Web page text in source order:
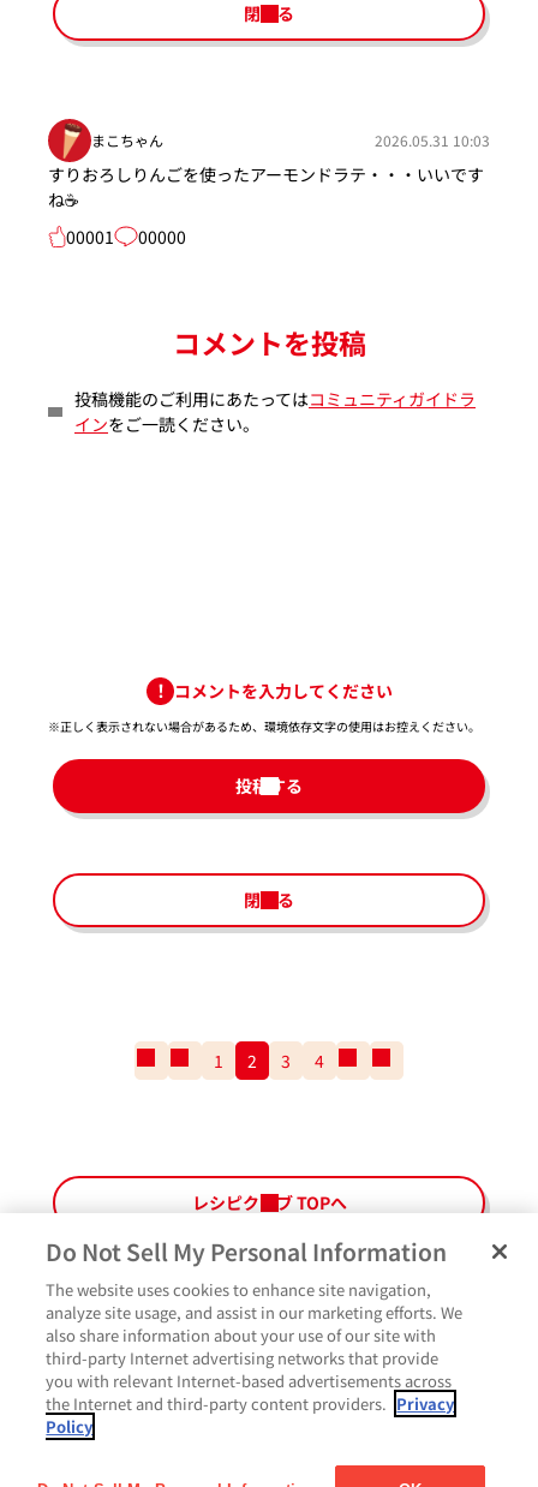
閉じる
まこちゃん 2026.05.31 10:03
すりおろしりんごを使ったアーモンドラテ・・・いいです
ね☕
00001
00000
コメントを投稿
投稿機能のご利用にあたってはコミュニティガイドラ
インをご一読ください。
コメントを入力してください
※正しく表示されない場合があるため、環境依存文字の使用はお控えください。​
投稿する
閉じる
番
ペ
ー
ジ
の
1 2 3 4
の
番
ペ
ー
レシピクラブ TOPへ
作ったよ
ペ
ー
ジ
最
上
部
よくあるご質問 ご利用規約Glicoメンバーズ会員規約プライバシーポリシー
サイトマップお問い合わせCookie設定Glicoホームページ
Do Not Sell My Personal Information
The website uses cookies to enhance site navigation,
analyze site usage, and assist in our marketing efforts. We
also share information about your use of our site with
third-party Internet advertising networks that provide
you with relevant Internet-based advertisements across
the Internet and third-party content providers. Privacy
Policy